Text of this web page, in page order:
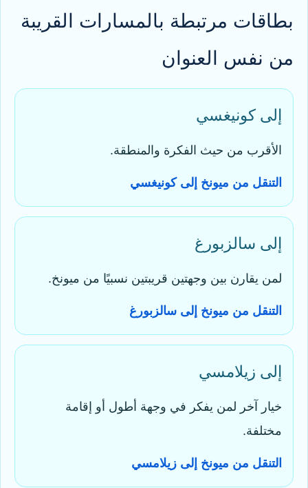
بطاقات مرتبطة بالمسارات القريبة
من نفس العنوان
إلى كونيغسي
الأقرب من حيث الفكرة والمنطقة.
التنقل من ميونخ إلى كونيغسي
إلى سالزبورغ
لمن يقارن بين وجهتين قريبتين نسبيًا من ميونخ.
التنقل من ميونخ إلى سالزبورغ
إلى زيلامسي
خيار آخر لمن يفكر في وجهة أطول أو إقامة
مختلفة.
التنقل من ميونخ إلى زيلامسي